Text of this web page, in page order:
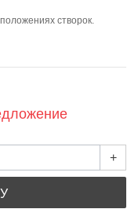
створок.
+